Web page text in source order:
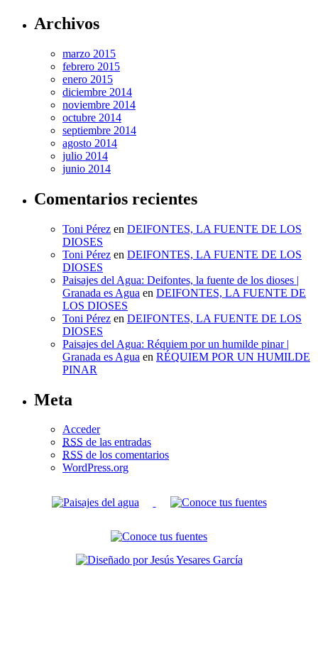
Archivos
marzo 2015
febrero 2015
enero 2015
diciembre 2014
noviembre 2014
octubre 2014
septiembre 2014
agosto 2014
julio 2014
junio 2014
Comentarios recientes
Toni Pérez en DEIFONTES, LA FUENTE DE LOS
DIOSES
Toni Pérez en DEIFONTES, LA FUENTE DE LOS
DIOSES
Paisajes del Agua: Deifontes, la fuente de los dioses |
Granada es Agua en DEIFONTES, LA FUENTE DE
LOS DIOSES
Toni Pérez en DEIFONTES, LA FUENTE DE LOS
DIOSES
Paisajes del Agua: Réquiem por un humilde pinar |
Granada es Agua en RÉQUIEM POR UN HUMILDE
PINAR
Meta
Acceder
RSS de las entradas
RSS de los comentarios
WordPress.org